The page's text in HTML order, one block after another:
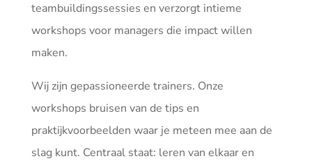
teambuildingssessies en verzorgt intieme
workshops voor managers die impact willen
maken.
Wij zijn gepassioneerde trainers. Onze
workshops bruisen van de tips en
praktijkvoorbeelden waar je meteen mee aan de
slag kunt. Centraal staat: leren van elkaar en